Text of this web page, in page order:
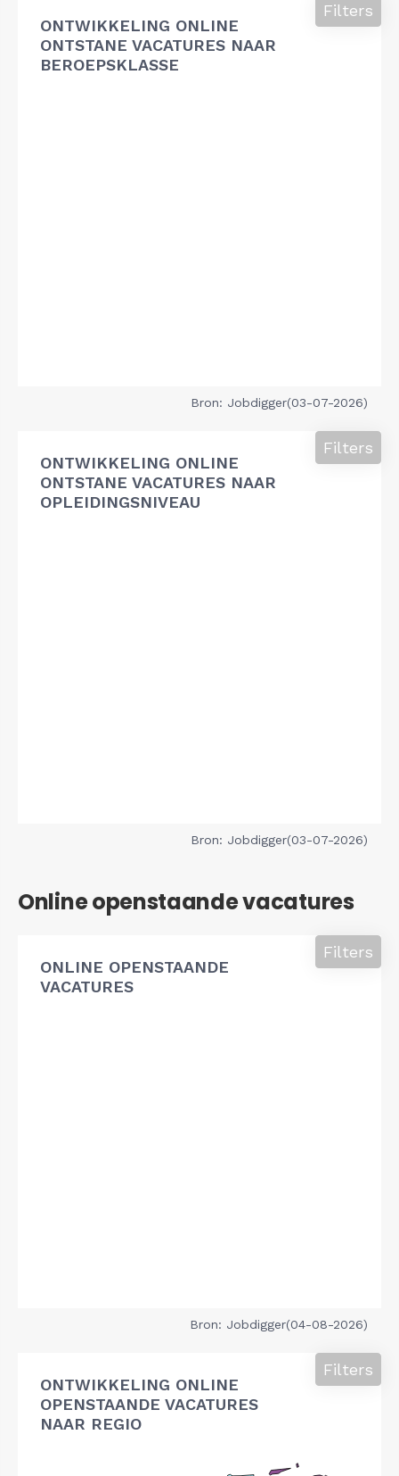
ONTWIKKELING ONLINE
ONTSTANE VACATURES NAAR
BEROEPSKLASSE
Filters
Bron: Jobdigger(03-07-2026)
ONTWIKKELING ONLINE
ONTSTANE VACATURES NAAR
OPLEIDINGSNIVEAU
Filters
Bron: Jobdigger(03-07-2026)
Online openstaande vacatures
ONLINE OPENSTAANDE
VACATURES
Filters
Bron: Jobdigger(04-08-2026)
ONTWIKKELING ONLINE
OPENSTAANDE VACATURES
NAAR REGIO
Filters